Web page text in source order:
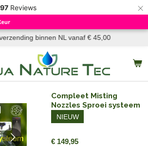
97 Reviews ×
binnen NL vanaf € 45,00
Compleet Misting
Nozzles Sproei systeem
NIEUW
€ 149,95